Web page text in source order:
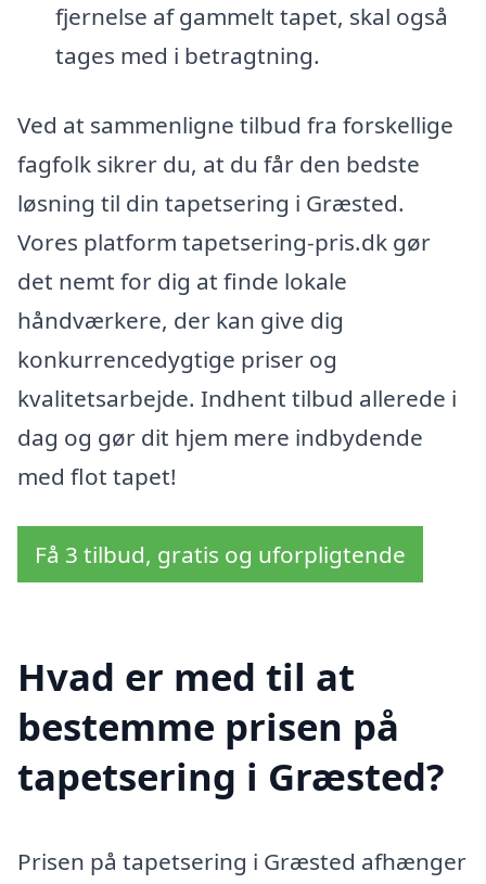
fjernelse af gammelt tapet, skal også
tages med i betragtning.
Ved at sammenligne tilbud fra forskellige
fagfolk sikrer du, at du får den bedste
løsning til din tapetsering i Græsted.
Vores platform tapetsering-pris.dk gør
det nemt for dig at finde lokale
håndværkere, der kan give dig
konkurrencedygtige priser og
kvalitetsarbejde. Indhent tilbud allerede i
dag og gør dit hjem mere indbydende
med flot tapet!
Få 3 tilbud, gratis og uforpligtende
Hvad er med til at
bestemme prisen på
tapetsering i Græsted?
Prisen på tapetsering i Græsted afhænger